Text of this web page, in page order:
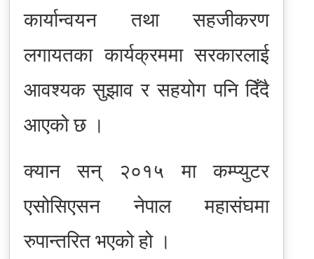
कार्यान्वयन तथा सहजीकरण
लगायतका कार्यक्रममा सरकारलाई
आवश्यक सुझाव र सहयोग पनि दिँदै
आएको छ ।
क्यान सन् २०१५ मा कम्प्युटर
एसोसिएसन नेपाल महासंघमा
रुपान्तरित भएको हो ।